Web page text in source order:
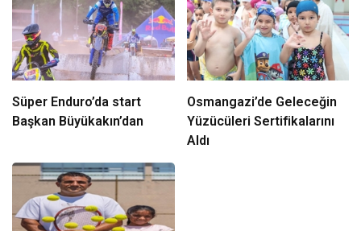
Süper Enduro’da start
Başkan Büyükakın’dan
Osmangazi’de Geleceğin
Yüzücüleri Sertifikalarını
Aldı